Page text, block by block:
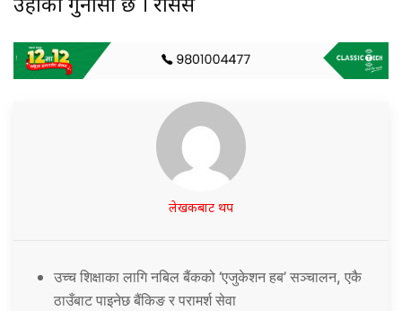
उहाँको गुनासो छ । रासस
लेखकबाट थप
उच्च शिक्षाका लागि नबिल बैंकको ‘एजुकेशन हब’ सञ्चालन, एकै
ठाउँबाट पाइनेछ बैंकिङ र परामर्श सेवा